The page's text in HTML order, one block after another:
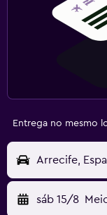
Entrega no mesmo
Arrecife,
sáb 15/8